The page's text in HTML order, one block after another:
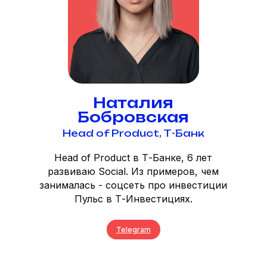
Наталия
Бобровская
Head of Product, Т-Банк
Head of Product в Т-Банке, 6 лет
развиваю Social. Из примеров, чем
занималась - соцсеть про инвестиции
Пульс в Т-Инвестициях.
Telegram